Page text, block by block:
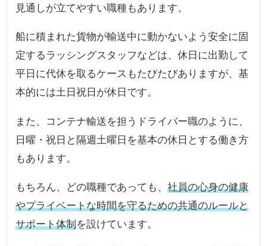
見通しが立てやすい職種もあります。
船に積まれた貨物が輸送中に動かないよう安全に固
定するラッシングスタッフなどは、休日に出勤して
平日に代休を取るケースもたびたびありますが、基
本的には土日祝日が休日です。
また、コンテナ輸送を担うドライバー職のように、
日曜・祝日と隔週土曜日を基本の休日とする働き方
もあります。
もちろん、どの職種であっても、社員の心身の健康
やプライベートな時間を守るための共通のルールと
サポート体制を設けています。